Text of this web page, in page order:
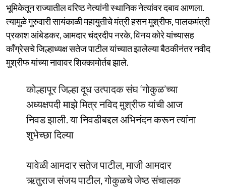
भूमिकेतून राज्यातील वरिष्ठ नेत्यांनी स्थानिक नेत्यांवर दबाव आणला.
त्यामुळे गुरुवारी सायंकाळी महायुतीचे मंत्री हसन मुश्रीफ, पालकमंत्री
प्रकाश आंबेडकर, आमदार चंद्रदीप नरके, विनय कोरे यांच्यासह
काँग्रेसचे जिल्हाध्यक्ष सतेज पाटील यांच्यात झालेल्या बैठकीनंतर नवीद
मुश्रीफ यांच्या नावावर शिक्कामोर्तब झाले.
कोल्हापूर जिल्हा दूध उत्पादक संघ ‘गोकुळ’च्या
अध्यक्षपदी माझे मित्र नविद मुश्रीफ यांची आज
निवड झाली. या निवडीबद्दल अभिनंदन करून त्यांना
शुभेच्छा दिल्या
यावेळी आमदार सतेज पाटील, माजी आमदार
ऋतुराज संजय पाटील, गोकुळचे जेष्ठ संचालक